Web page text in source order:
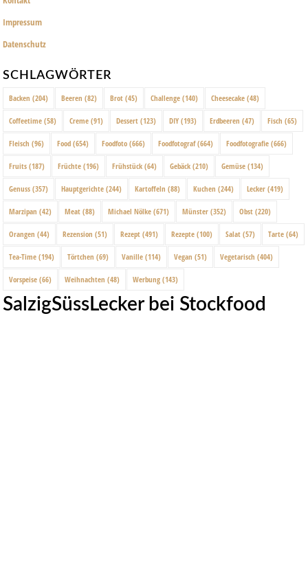
Impressum
Datenschutz
SCHLAGWÖRTER
Backen (204) Beeren (82) Brot (45) Challenge (140) Cheesecake (48)
Coffeetime (58) Creme (91) Dessert (123) DIY (193) Erdbeeren (47) Fisch (65)
Fleisch (96) Food (654) Foodfoto (666) Foodfotograf(664) Foodfotografie (666)
Fruits (187) Früchte (196) Frühstück (64) Gebäck (210) Gemüse (134)
Genuss (357) Hauptgerichte (244) Kartoffeln (88) Kuchen (244) Lecker (419)
Marzipan (42) Meat (88) Michael Nölke (671) Münster (352) Obst (220)
Orangen (44) Rezension (51) Rezept (491) Rezepte (100) Salat (57) Tarte (64)
Tea-Time (194) Törtchen (69) Vanille (114) Vegan (51) Vegetarisch (404)
Vorspeise (66) Weihnachten (48) Werbung (143)
SalzigSüssLecker bei Stockfood